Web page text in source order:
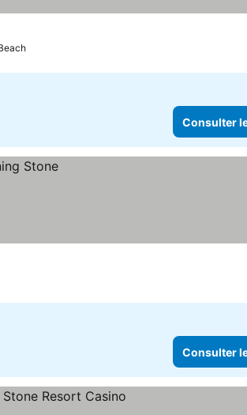
Consulter
Consulter